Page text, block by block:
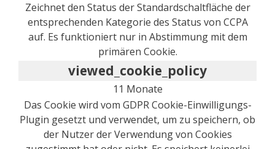
Zeichnet den Status der Standardschaltfläche der
entsprechenden Kategorie des Status von CCPA
auf. Es funktioniert nur in Abstimmung mit dem
primären Cookie.
viewed_cookie_policy
11 Monate
Das Cookie wird vom GDPR Cookie-Einwilligungs-
Plugin gesetzt und verwendet, um zu speichern, ob
der Nutzer der Verwendung von Cookies